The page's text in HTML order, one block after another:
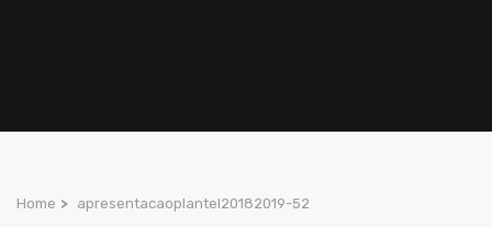
Home > apresentacaoplantel20182019-52